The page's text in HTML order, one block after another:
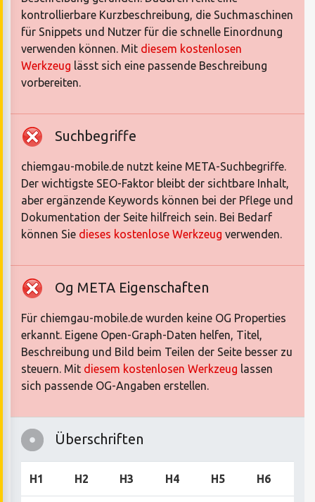
kontrollierbare Kurzbeschreibung, die Suchmaschinen
für Snippets und Nutzer für die schnelle Einordnung
verwenden können. Mit diesem kostenlosen
Werkzeug lässt sich eine passende Beschreibung
vorbereiten.
Suchbegriffe
chiemgau-mobile.de nutzt keine META-Suchbegriffe.
Der wichtigste SEO-Faktor bleibt der sichtbare Inhalt,
aber ergänzende Keywords können bei der Pflege und
Dokumentation der Seite hilfreich sein. Bei Bedarf
können Sie dieses kostenlose Werkzeug verwenden.
Og META Eigenschaften
Für chiemgau-mobile.de wurden keine OG Properties
erkannt. Eigene Open-Graph-Daten helfen, Titel,
Beschreibung und Bild beim Teilen der Seite besser zu
steuern. Mit diesem kostenlosen Werkzeug lassen
sich passende OG-Angaben erstellen.
Überschriften
H1 H2 H3 H4 H5 H6